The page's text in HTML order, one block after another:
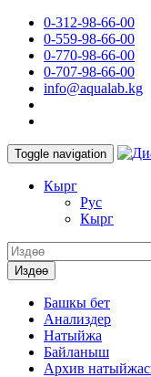
0-312-98-66-00
0-559-98-66-00
0-770-98-66-00
0-707-98-66-00
info@aqualab.kg
Toggle navigation
Кырг
Руc
Кырг
Издөө
Башкы бет
Анализдер
Натыйжа
Байланыш
Архив